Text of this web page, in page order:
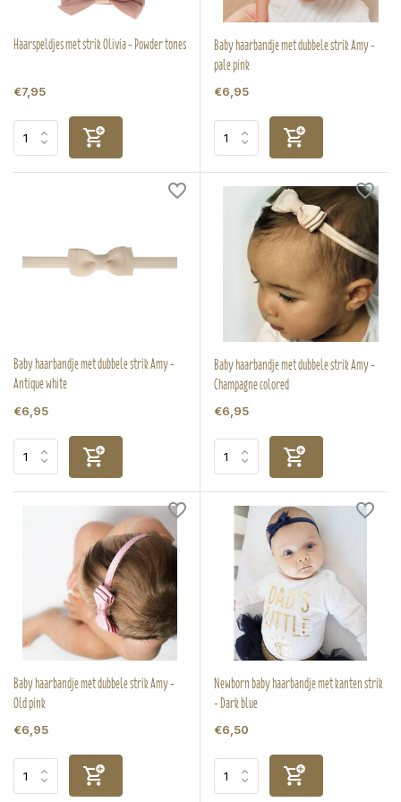
Haarspeldjes met strik Olivia - Powder tones
€7,95
Baby haarbandje met dubbele strik Amy -
pale pink
€6,95
Baby haarbandje met dubbele strik Amy -
Antique white
€6,95
Baby haarbandje met dubbele strik Amy -
Champagne colored
€6,95
Baby haarbandje met dubbele strik Amy -
Old pink
€6,95
Newborn baby haarbandje met kanten strik
- Dark blue
€6,50